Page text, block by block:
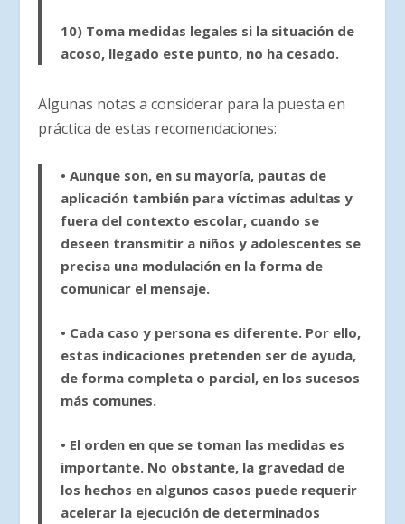
10) Toma medidas legales si la situación de
acoso, llegado este punto, no ha cesado.
Algunas notas a considerar para la puesta en
práctica de estas recomendaciones:
• Aunque son, en su mayoría, pautas de
aplicación también para víctimas adultas y
fuera del contexto escolar, cuando se
deseen transmitir a niños y adolescentes se
precisa una modulación en la forma de
comunicar el mensaje.
• Cada caso y persona es diferente. Por ello,
estas indicaciones pretenden ser de ayuda,
de forma completa o parcial, en los sucesos
más comunes.
• El orden en que se toman las medidas es
importante. No obstante, la gravedad de
los hechos en algunos casos puede requerir
acelerar la ejecución de determinados